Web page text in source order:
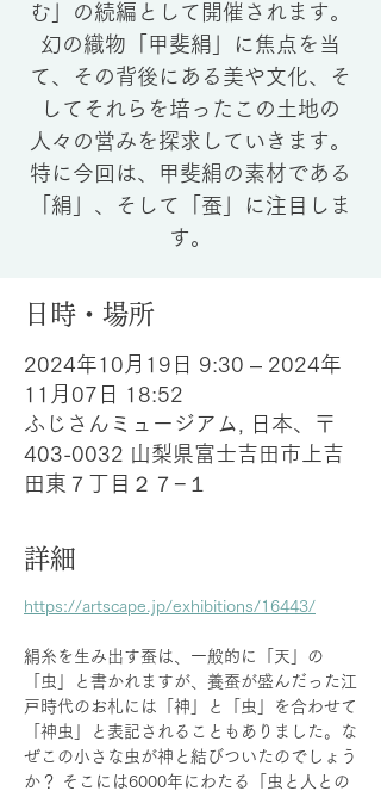
む」の続編として開催されます。
幻の織物「甲斐絹」に焦点を当
て、その背後にある美や文化、そ
してそれらを培ったこの土地の
人々の営みを探求していきます。
特に今回は、甲斐絹の素材である
「絹」、そして「蚕」に注目しま
す。
日時・場所
2024年10月19日 9:30 – 2024年
11月07日 18:52
ふじさんミュージアム, 日本、〒
403-0032 山梨県富士吉田市上吉
田東７丁目２７−１
詳細
https://artscape.jp/exhibitions/16443/
絹糸を生み出す蚕は、一般的に「天」の
「虫」と書かれますが、養蚕が盛んだった江
戸時代のお札には「神」と「虫」を合わせて
「神虫」と表記されることもありました。な
ぜこの小さな虫が神と結びついたのでしょう
か？ そこには6000年にわたる「虫と人との